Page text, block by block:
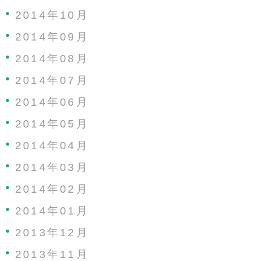
2014年10月
2014年09月
2014年08月
2014年07月
2014年06月
2014年05月
2014年04月
2014年03月
2014年02月
2014年01月
2013年12月
2013年11月